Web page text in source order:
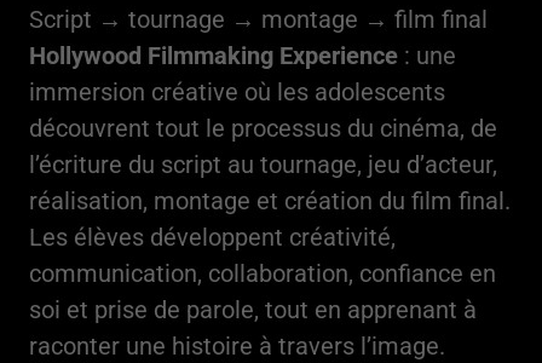
Script → tournage → montage → film final
Hollywood Filmmaking Experience : une
immersion créative où les adolescents
découvrent tout le processus du cinéma, de
l’écriture du script au tournage, jeu d’acteur,
réalisation, montage et création du film final.
Les élèves développent créativité,
communication, collaboration, confiance en
soi et prise de parole, tout en apprenant à
raconter une histoire à travers l’image.